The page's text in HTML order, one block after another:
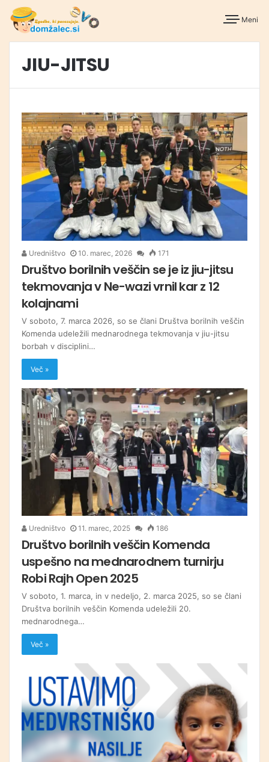
Meni
JIU-JITSU
Uredništvo 10. marec, 2026 171
Društvo borilnih veščin se je iz jiu-jitsu
tekmovanja v Ne-wazi vrnil kar z 12
kolajnami
V soboto, 7. marca 2026, so se člani Društva borilnih veščin
Komenda udeležili mednarodnega tekmovanja v jiu-jitsu
borbah v disciplini…
Več »
Uredništvo 11. marec, 2025 186
Društvo borilnih veščin Komenda
uspešno na mednarodnem turnirju
Robi Rajh Open 2025
V soboto, 1. marca, in v nedeljo, 2. marca 2025, so se člani
Društva borilnih veščin Komenda udeležili 20.
mednarodnega…
Več »